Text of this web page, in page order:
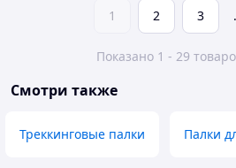
1 2 3
Показано 1 - 29
Смотри также
Треккинговые палки Палки